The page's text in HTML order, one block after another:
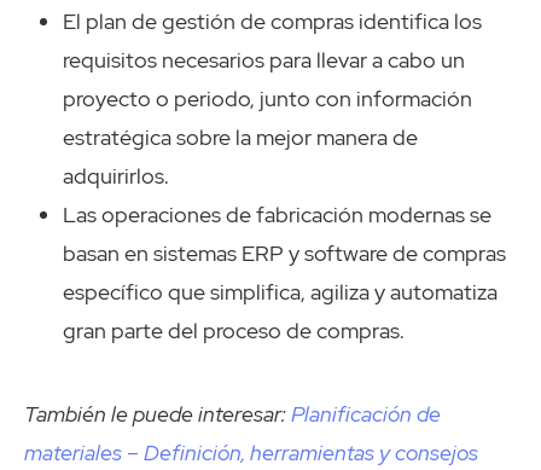
El plan de gestión de compras identifica los
requisitos necesarios para llevar a cabo un
proyecto o periodo, junto con información
estratégica sobre la mejor manera de
adquirirlos.
Las operaciones de fabricación modernas se
basan en sistemas ERP y software de compras
específico que simplifica, agiliza y automatiza
gran parte del proceso de compras.
También le puede interesar:Planificación de
materiales – Definición, herramientas y consejos